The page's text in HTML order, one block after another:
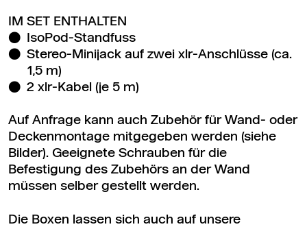
IM SET ENTHALTEN
IsoPod-Standfuss
Stereo-Minijack auf zwei xlr-Anschlüsse (ca.
1,5 m)
2 xlr-Kabel (je 5 m)
Auf Anfrage kann auch Zubehör für Wand- oder
Deckenmontage mitgegeben werden (siehe
Bilder). Geeignete Schrauben für die
Befestigung des Zubehörs an der Wand
müssen selber gestellt werden.
Die Boxen lassen sich auch auf unsere